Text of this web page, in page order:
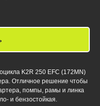
K2R 250 EFC (172MN)
Отличное решение чтобы
помпы, рамы и линка
и бензостойкая.